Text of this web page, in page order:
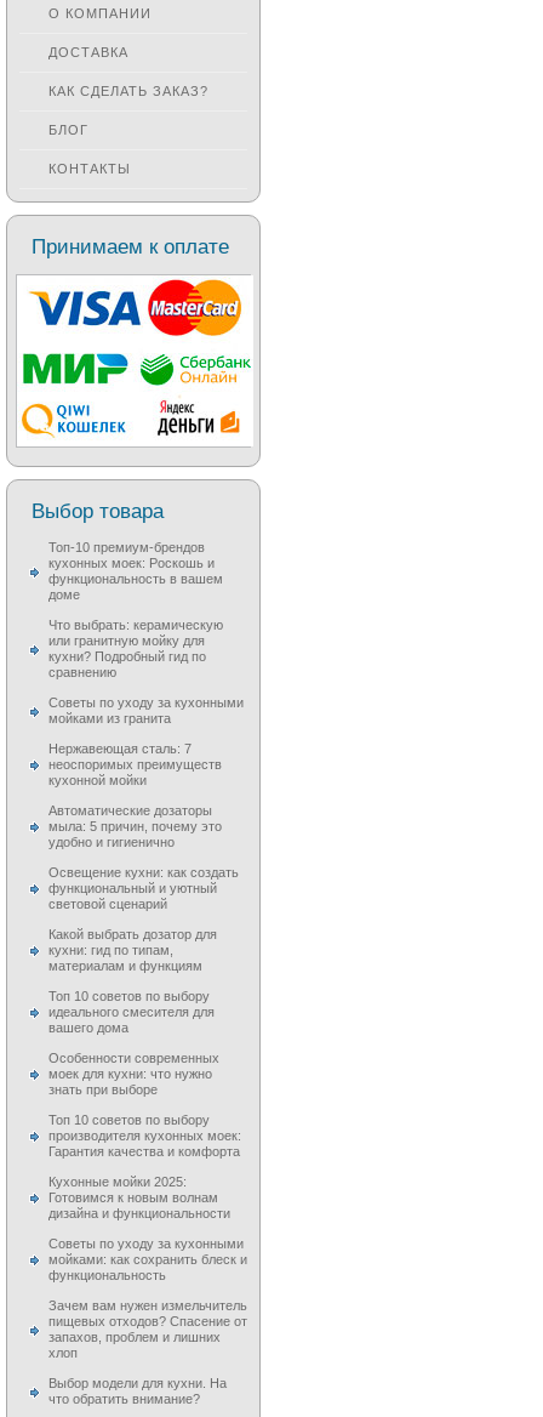
О КОМПАНИИ
ДОСТАВКА
КАК СДЕЛАТЬ ЗАКАЗ?
БЛОГ
КОНТАКТЫ
Принимаем к оплате
Выбор товара
Топ-10 премиум-брендов
кухонных моек: Роскошь и
функциональность в вашем
доме
Что выбрать: керамическую
или гранитную мойку для
кухни? Подробный гид по
сравнению
Советы по уходу за кухонными
мойками из гранита
Нержавеющая сталь: 7
неоспоримых преимуществ
кухонной мойки
Автоматические дозаторы
мыла: 5 причин, почему это
удобно и гигиенично
Освещение кухни: как создать
функциональный и уютный
световой сценарий
Какой выбрать дозатор для
кухни: гид по типам,
материалам и функциям
Топ 10 советов по выбору
идеального смесителя для
вашего дома
Особенности современных
моек для кухни: что нужно
знать при выборе
Топ 10 советов по выбору
производителя кухонных моек:
Гарантия качества и комфорта
Кухонные мойки 2025:
Готовимся к новым волнам
дизайна и функциональности
Советы по уходу за кухонными
мойками: как сохранить блеск и
функциональность
Зачем вам нужен измельчитель
пищевых отходов? Спасение от
запахов, проблем и лишних
хлоп
Выбор модели для кухни. На
что обратить внимание?